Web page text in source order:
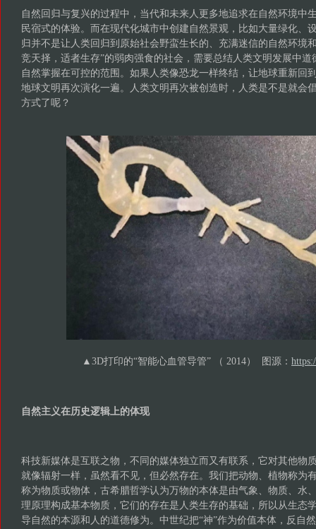
自然回归与复兴的过程中，当代和未来人更多地追求在自然环境中
民宿式的体验。而在现代化城市中创建自然景观，比如大量绿化、
归并不是让人类回归到原始社会野蛮生长的、充满迷信的自然环境
竞天择，适者生存”的弱肉强食的社会，需要总结人类文明发展中
自然掌握在可控的范围。如果人类像恐龙一样终结，让地球重新回
地球文明再次演化一遍。人类文明再次被创造时，人类是不是就会
方式了呢？
▲3D打印的“智能心血管导管” （ 2014） 图源：
自然主义在历史逻辑上的体现
科技新媒体是互联之物，不同的媒体独立而又有联系，它对其他物
就像辐射一样，虽然看不见，但必然存在。我们把动物、植物称为
称为物质或物体，古希腊哲学认为万物的本体是由气象、物质、水
理原理构成基本物质，它们的存在是人类生存的基础，所以从生态
导自然的本源和人的道德修为。中世纪把“神”作为价值本体，反自